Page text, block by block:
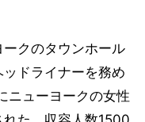
クのタウンホール
ドライナーを務め
ニューヨークの女性